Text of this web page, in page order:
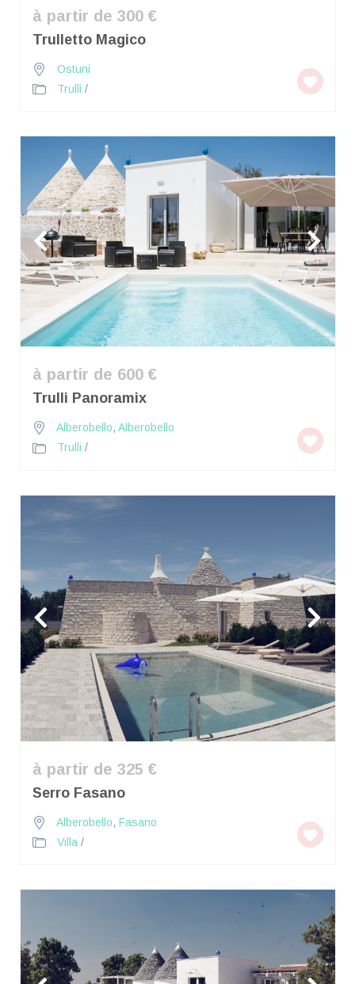
à partir de 300 €
Trulletto Magico
Ostuni
Trulli /
à partir de 600 €
Trulli Panoramix
Alberobello, Alberobello
Trulli /
à partir de 325 €
Serro Fasano
Alberobello, Fasano
Villa /